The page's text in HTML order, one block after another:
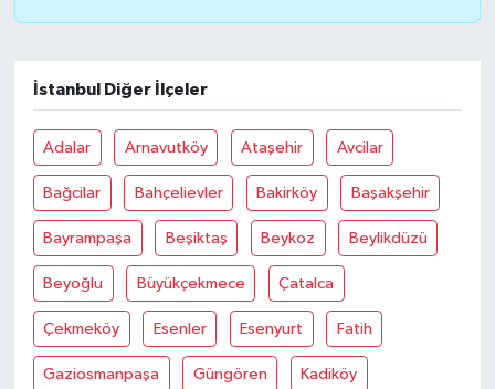
İstanbul Diğer İlçeler
Adalar Arnavutköy Ataşehir Avcilar
Bağcilar Bahçelievler Bakirköy Başakşehir
Bayrampaşa Beşiktaş Beykoz Beylikdüzü
Beyoğlu Büyükçekmece Çatalca
Çekmeköy Esenler Esenyurt Fatih
Gaziosmanpaşa Güngören Kadiköy